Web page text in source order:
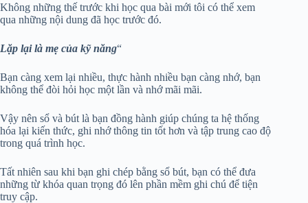
Không những thế trước khi học qua bài mới tôi có thể xem
qua những nội dung đã học trước đó.
Lặp lại là mẹ của kỹ năng“
Bạn càng xem lại nhiều, thực hành nhiều bạn càng nhớ, bạn
không thể đòi hỏi học một lần và nhớ mãi mãi.
Vậy nên sổ và bút là bạn đồng hành giúp chúng ta hệ thống
hóa lại kiến thức, ghi nhớ thông tin tốt hơn và tập trung cao độ
trong quá trình học.
Tất nhiên sau khi bạn ghi chép bằng sổ bút, bạn có thể đưa
những từ khóa quan trọng đó lên phần mềm ghi chú để tiện
truy cập.